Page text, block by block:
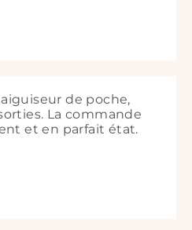
de poche,
La commande
et en parfait état.